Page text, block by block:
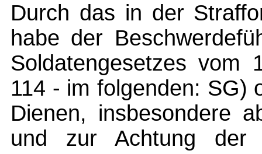
Durch das in der
habe der
Soldatengesetzes
114 - im folgenden: SG)
Dienen, insbesondere
und zur Achtung der